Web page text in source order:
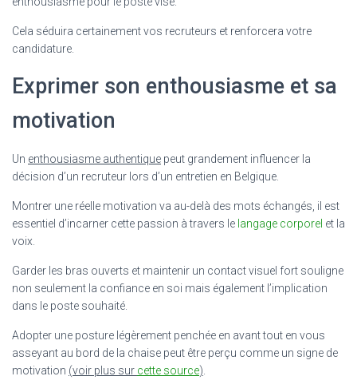
Cela séduira certainement vos recruteurs et renforcera votre
candidature.
Exprimer son enthousiasme et sa
motivation
Un enthousiasme authentique peut grandement influencer la
décision d’un recruteur lors d’un entretien en Belgique.
Montrer une réelle motivation va au-delà des mots échangés, il est
essentiel d’incarner cette passion à travers le langage corporel et la
voix.
Garder les bras ouverts et maintenir un contact visuel fort souligne
non seulement la confiance en soi mais également l’implication
dans le poste souhaité.
Adopter une posture légèrement penchée en avant tout en vous
asseyant au bord de la chaise peut être perçu comme un signe de
motivation (voir plus sur cette source)